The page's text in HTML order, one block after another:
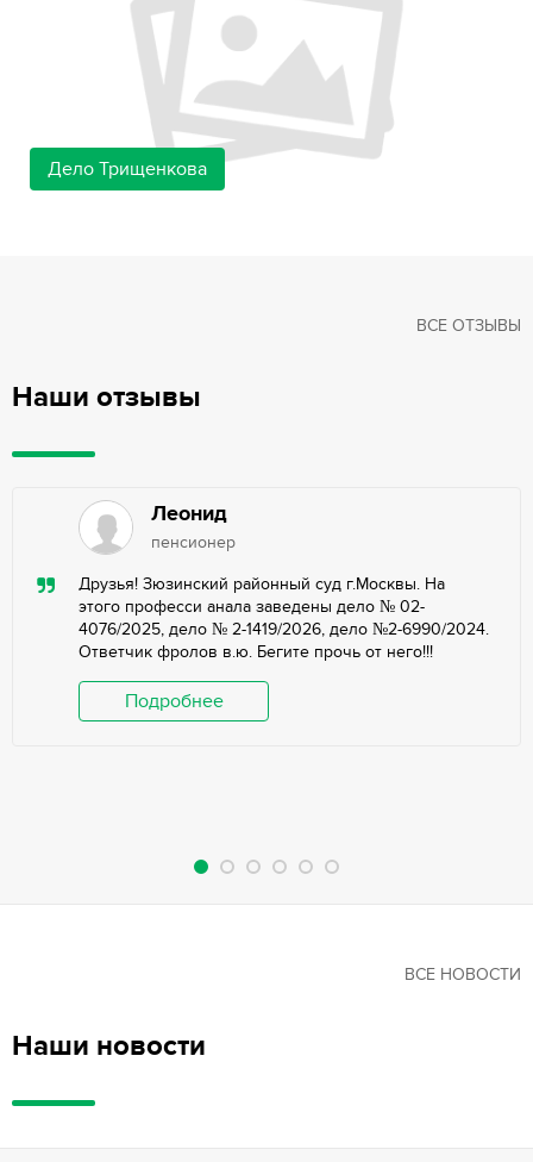
Дело Трищенкова
Наши отзывы
ВСЕ ОТЗЫВЫ
Леонид
пенсионер
Друзья! Зюзинский районный суд г.Москвы. На
этого професси анала заведены дело № 02-
4076/2025, дело № 2-1419/2026, дело №2-6990/2024.
Ответчик фролов в.ю. Бегите прочь от него!!!
Подробнее
Наши новости
ВСЕ НОВОСТИ